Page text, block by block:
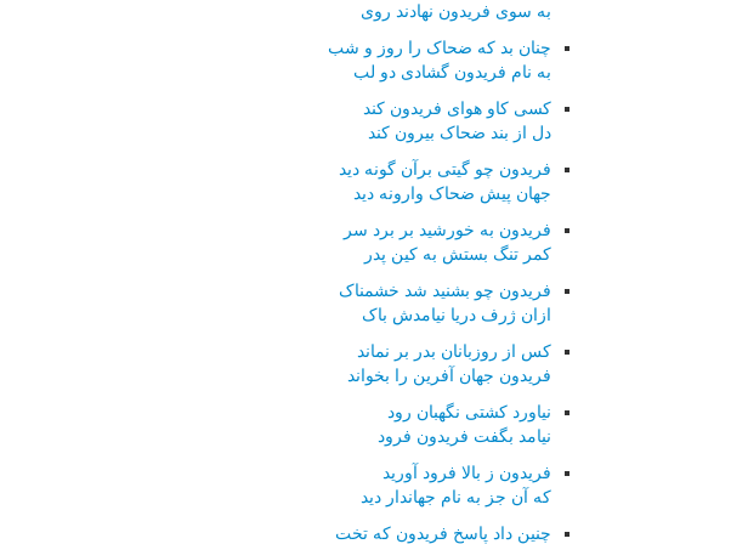
به سوی فریدون نهادند روی
چنان بد که ضحاک را روز و شب
به نام فریدون گشادی دو لب
کسی کاو هوای فریدون کند
دل از بند ضحاک بیرون کند
فریدون چو گیتی برآن گونه دید
جهان پیش ضحاک وارونه دید
فریدون به خورشید بر برد سر
کمر تنگ بستش به کین پدر
فریدون چو بشنید شد خشمناک
ازان ژرف دریا نیامدش باک
کس از روزبانان بدر بر نماند
فریدون جهان آفرین را بخواند
نیاورد کشتی نگهبان رود
نیامد بگفت فریدون فرود
فریدون ز بالا فرود آورید
که آن جز به نام جهاندار دید
چنین داد پاسخ فریدون که تخت